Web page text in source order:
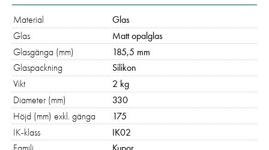
Material
Glas
Glas
Matt opalglas
Glasgänga (mm)
185,5 mm
Glaspackning
Silikon
Vikt
2 kg
Diameter (mm)
330
Höjd (mm) exkl. gänga
175
IK-klass
IK02